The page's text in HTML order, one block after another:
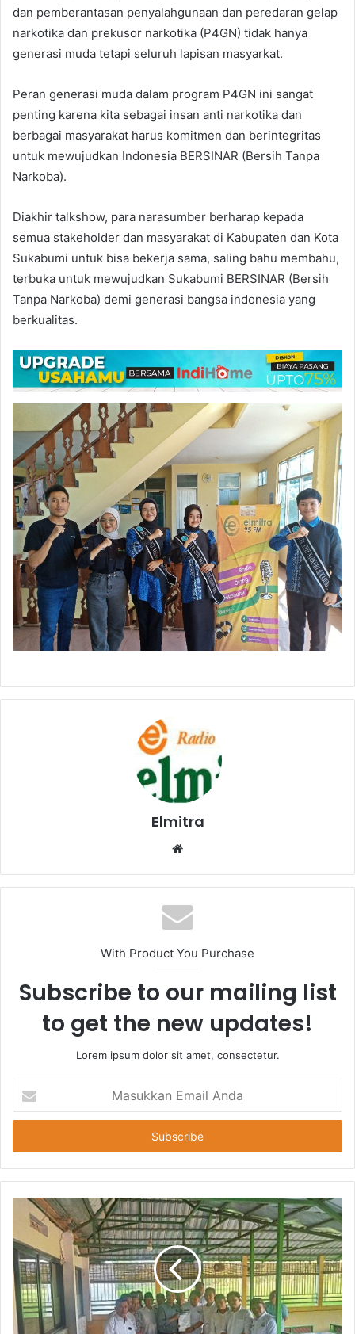
dan pemberantasan penyalahgunaan dan peredaran gelap
narkotika dan prekusor narkotika (P4GN) tidak hanya
generasi muda tetapi seluruh lapisan masyarkat.
Peran generasi muda dalam program P4GN ini sangat
penting karena kita sebagai insan anti narkotika dan
berbagai masyarakat harus komitmen dan berintegritas
untuk mewujudkan Indonesia BERSINAR (Bersih Tanpa
Narkoba).
Diakhir talkshow, para narasumber berharap kepada
semua stakeholder dan masyarakat di Kabupaten dan Kota
Sukabumi untuk bisa bekerja sama, saling bahu membahu,
terbuka untuk mewujudkan Sukabumi BERSINAR (Bersih
Tanpa Narkoba) demi generasi bangsa indonesia yang
berkualitas.
Elmitra
Website
With Product You Purchase
Subscribe to our mailing list
to get the new updates!
Lorem ipsum dolor sit amet, consectetur.
Email
Anda